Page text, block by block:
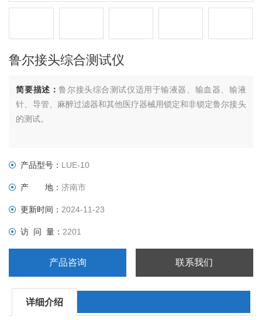
鲁尔接头综合测试仪
简要描述：鲁尔接头综合测试仪适用于输液器、输血器、输液
针、导管、麻醉过滤器和其他医疗器械用锁定和非锁定鲁尔接头
的测试。
产品型号： LUE-10
产 地：济南市
更新时间：2024-11-23
访 问 量：2201
产品咨询 联系我们
详细介绍